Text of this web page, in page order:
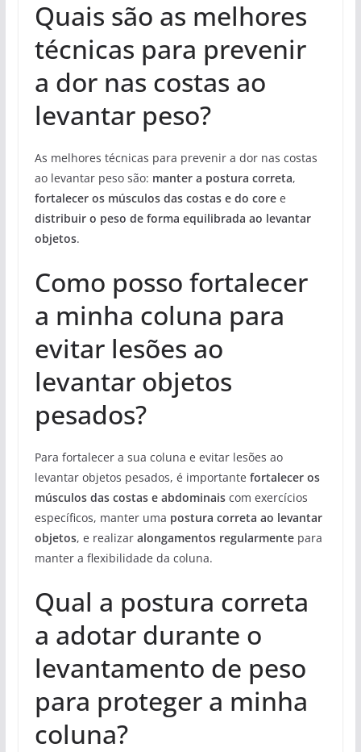
Quais são as melhores
técnicas para prevenir
a dor nas costas ao
levantar peso?
As melhores técnicas para prevenir a dor nas costas
ao levantar peso são: manter a postura correta,
fortalecer os músculos das costas e do coree
distribuir o peso de forma equilibrada ao levantar
objetos.
Como posso fortalecer
a minha coluna para
evitar lesões ao
levantar objetos
pesados?
Para fortalecer a sua coluna e evitar lesões ao
levantar objetos pesados, é importante fortalecer os
músculos das costas e abdominaiscom exercícios
específicos, manter uma postura correta ao levantar
objetos, e realizar alongamentos regularmentepara
manter a flexibilidade da coluna.
Qual a postura correta
a adotar durante o
levantamento de peso
para proteger a minha
coluna?